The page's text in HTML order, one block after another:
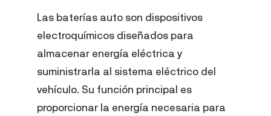
Las baterías auto son dispositivos
electroquímicos diseñados para
almacenar energía eléctrica y
suministrarla al sistema eléctrico del
vehículo. Su función principal es
proporcionar la energía necesaria para